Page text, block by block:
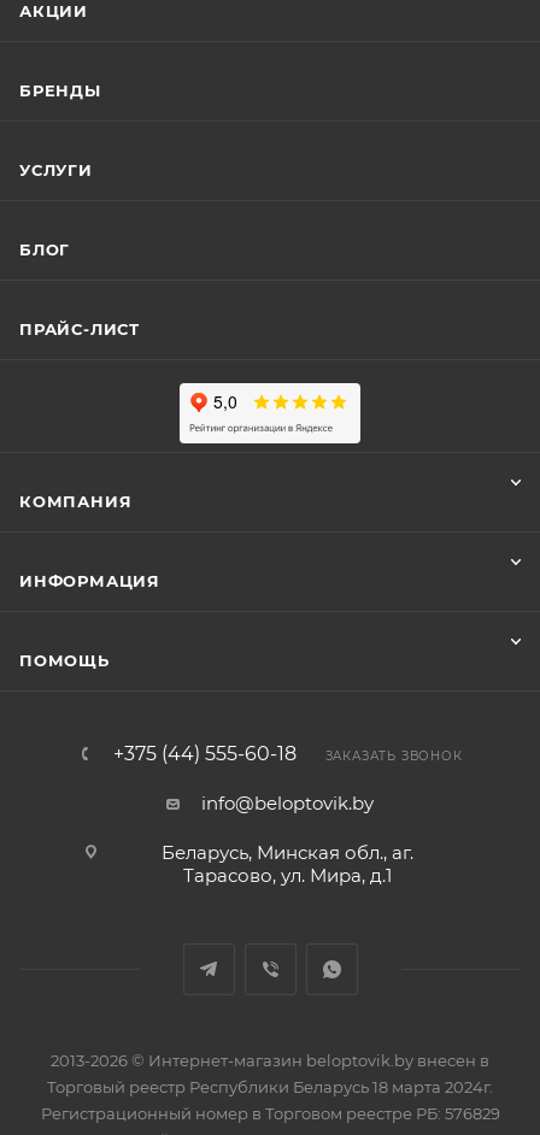
АКЦИИ
БРЕНДЫ
УСЛУГИ
БЛОГ
ПРАЙС-ЛИСТ
КОМПАНИЯ
ИНФОРМАЦИЯ
ПОМОЩЬ
+375 (44) 555-60-18 ЗАКАЗАТЬ ЗВОНОК
info@beloptovik.by
Беларусь, Минская обл., аг.
Тарасово, ул. Мира, д.1
2013-2026 © Интернет-магазин beloptovik.by внесен в
Торговый реестр Республики Беларусь 18 марта 2024г.
Регистрационный номер в Торговом реестре РБ: 576829